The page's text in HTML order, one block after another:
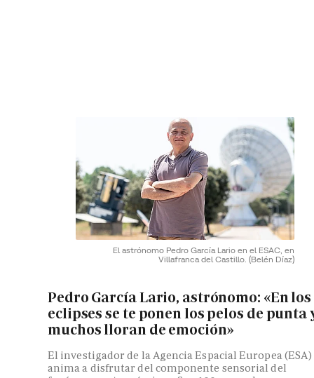
El astrónomo Pedro García Lario en el ESAC, en
Villafranca del Castillo. (Belén Díaz)
Pedro García Lario, astrónomo: «En los
eclipses se te ponen los pelos de punta
muchos lloran de emoción»
El investigador de la Agencia Espacial Europea (ESA)
anima a disfrutar del componente sensorial del